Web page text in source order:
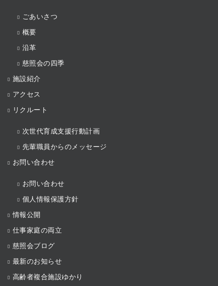
ごあいさつ
概要
沿革
慈照会の四季
施設紹介
アクセス
リクルート
次世代育成支援行動計画
先輩職員からのメッセージ
お問い合わせ
お問い合わせ
個人情報保護方針
情報公開
仕事家庭の両立
慈照会ブログ
最新のお知らせ
高齢者複合施設ゆかり